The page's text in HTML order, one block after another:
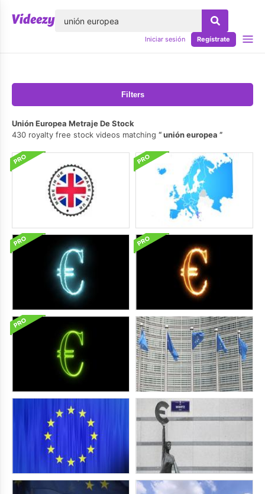
Iniciar sesión Regístrate
Filters
Unión Europea Metraje De Stock
430 royalty free stock videos matching
unión europea